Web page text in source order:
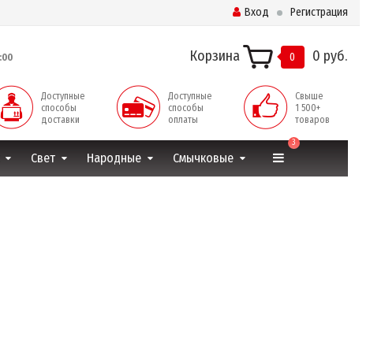
Вход Регистрация
Корзина 0 0 руб.
Доступные
способы
доставки
Доступные
способы
оплаты
Свыше
1 500+
товаров
Свет Народные Смычковые
3